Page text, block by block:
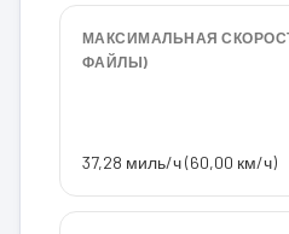
МАКСИМАЛЬНАЯ
ФАЙЛЫ)
37,28 миль/ч (60,00 км/ч)